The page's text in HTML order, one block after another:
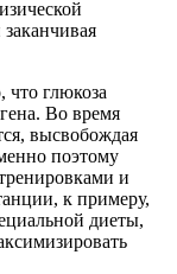
глюкоза
Во время
высвобождая
поэтому
и
к примеру,
диеты,